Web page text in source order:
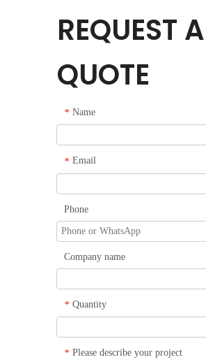
REQUEST A
QUOTE
* Name
* Email
Phone
Company name
* Quantity
* Please describe your project